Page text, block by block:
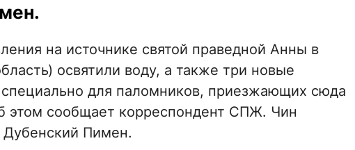
на источнике святой праведной Анны в
освятили воду, а также три новые
для паломников, приезжающих сюда
этом сообщает корреспондент СПЖ. Чин
Дубенский Пимен.